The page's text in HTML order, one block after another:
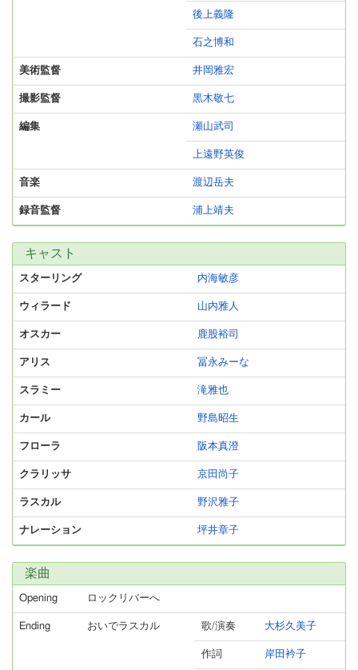
後上義隆
石之博和
美術監督 井岡雅宏
撮影監督 黒木敬七
編集 瀬山武司
上遠野英俊
音楽 渡辺岳夫
録音監督 浦上靖夫
キャスト
スターリング 内海敏彦
ウィラード 山内雅人
オスカー 鹿股裕司
アリス 冨永みーな
スラミー 滝雅也
カール 野島昭生
フローラ 阪本真澄
クラリッサ 京田尚子
ラスカル 野沢雅子
ナレーション 坪井章子
楽曲
Opening ロックリバーへ
Ending おいでラスカル 歌/演奏 大杉久美子
作詞 岸田衿子